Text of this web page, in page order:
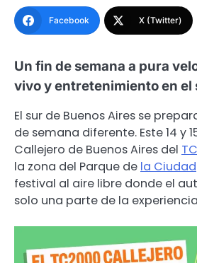
Facebook X (Twitter)
Un fin de semana a pura
vivo y entretenimiento en el
El sur de Buenos Aires se
de semana diferente. Este 14 y
Callejero de Buenos Aires del
la zona del Parque de la Ciudad
festival al aire libre donde el
solo una parte de la